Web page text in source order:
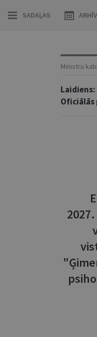
SADAĻAS
Ministru
Laidiens:
Oficiālās